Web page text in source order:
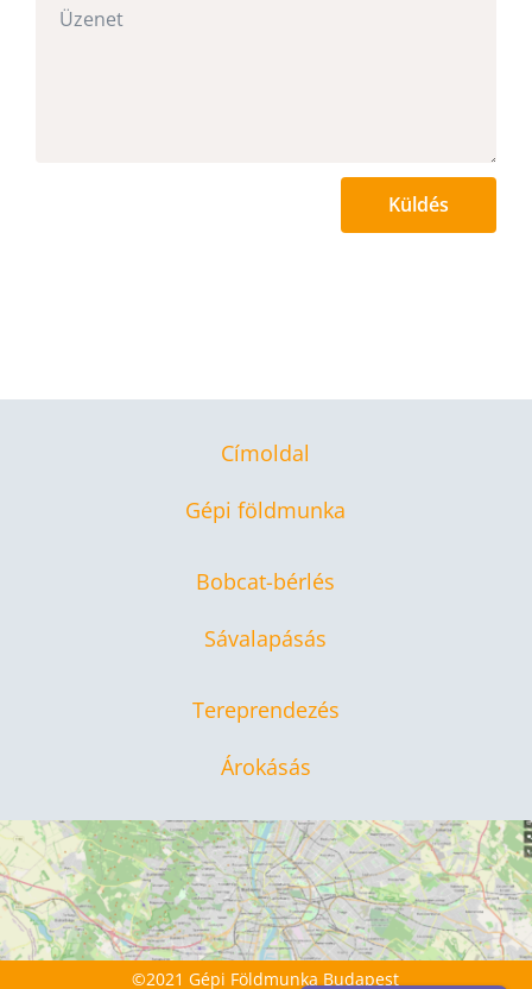
Küldés
Címoldal
Gépi földmunka
Bobcat-bérlés
Sávalapásás
Tereprendezés
Árokásás
©2021 Gépi Földmunka Budapest